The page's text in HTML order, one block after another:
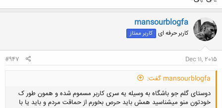
mansourblogfa
کاربر حرفه ای کاربر ممتاز
Dec 11, 2015
#947
mansourblogfa گفت:
دوستای گلم جو باشگاه به وسیله یه سری کاربر مسموم شده و همون طور ک
خودتون منو میشناسید همش باید حرص بخورم از حماقت مردم و باید یا با